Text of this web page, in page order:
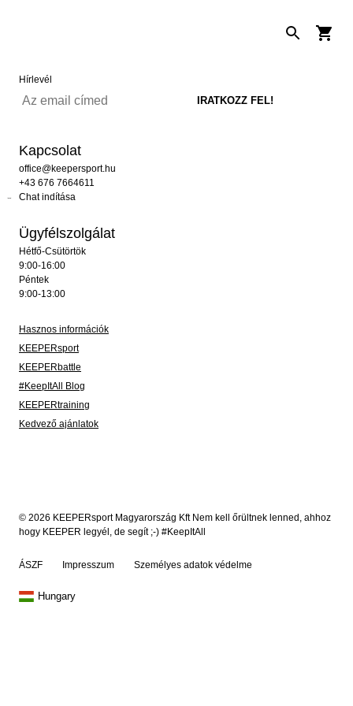
Hírlevél
Kapcsolat
office@keepersport.hu
+43 676 7664611
Chat indítása
Ügyfélszolgálat
Hétfő-Csütörtök
9:00-16:00
Péntek
9:00-13:00
Hasznos információk
KEEPERsport
KEEPERbattle
#KeepItAll Blog
KEEPERtraining
Kedvező ajánlatok
© 2026 KEEPERsport Magyarország Kft Nem kell őrültnek lenned, ahhoz
hogy KEEPER legyél, de segít ;-) #KeepItAll
ÁSZF Impresszum Személyes adatok védelme
Hungary